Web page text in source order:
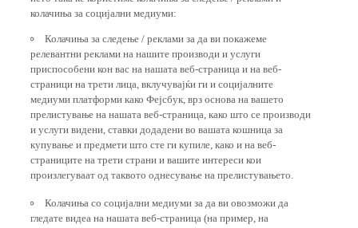
колачиња за социјални медиуми:
Колачиња за следење / реклами за да ви покажеме
релевантни реклами на нашите производи и услуги
приспособени кон вас на нашата веб-страница и на веб-
страници на трети лица, вклучувајќи ги и социјалните
медиуми платформи како Фејсбук, врз основа на вашето
прелистување на нашата веб-страница, како што се производи
и услуги видени, ставки додадени во вашата кошница за
купување и предмети што сте ги купиле, како и на веб-
страниците на трети страни и вашите интереси кои
произлегуваат од таквото однесување на прелистувањето.
Колачиња со социјални медиуми за да ви овозможи да
гледате видеа на нашата веб-страница (на пример, на